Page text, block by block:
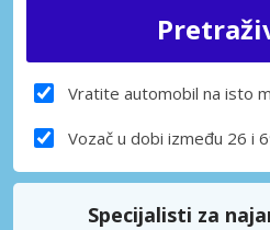
Vratite automobil na isto
Vozač u dobi između 26 i
Specijalisti za